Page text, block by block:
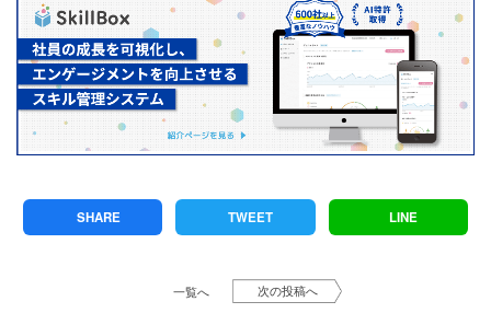
SHARE TWEET LINE
一覧へ 次の投稿へ